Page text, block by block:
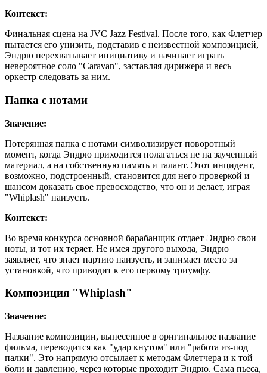
Контекст:
Финальная сцена на JVC Jazz Festival. После того, как Флетчер
пытается его унизить, подставив с неизвестной композицией,
Эндрю перехватывает инициативу и начинает играть
невероятное соло "Caravan", заставляя дирижера и весь
оркестр следовать за ним.
Папка с нотами
Значение:
Потерянная папка с нотами символизирует поворотный
момент, когда Эндрю приходится полагаться не на заученный
материал, а на собственную память и талант. Этот инцидент,
возможно, подстроенный, становится для него проверкой и
шансом доказать свое превосходство, что он и делает, играя
"Whiplash" наизусть.
Контекст:
Во время конкурса основной барабанщик отдает Эндрю свои
ноты, и тот их теряет. Не имея другого выхода, Эндрю
заявляет, что знает партию наизусть, и занимает место за
установкой, что приводит к его первому триумфу.
Композиция "Whiplash"
Значение:
Название композиции, вынесенное в оригинальное название
фильма, переводится как "удар кнутом" или "работа из-под
палки". Это напрямую отсылает к методам Флетчера и к той
боли и давлению, через которые проходит Эндрю. Сама пьеса,